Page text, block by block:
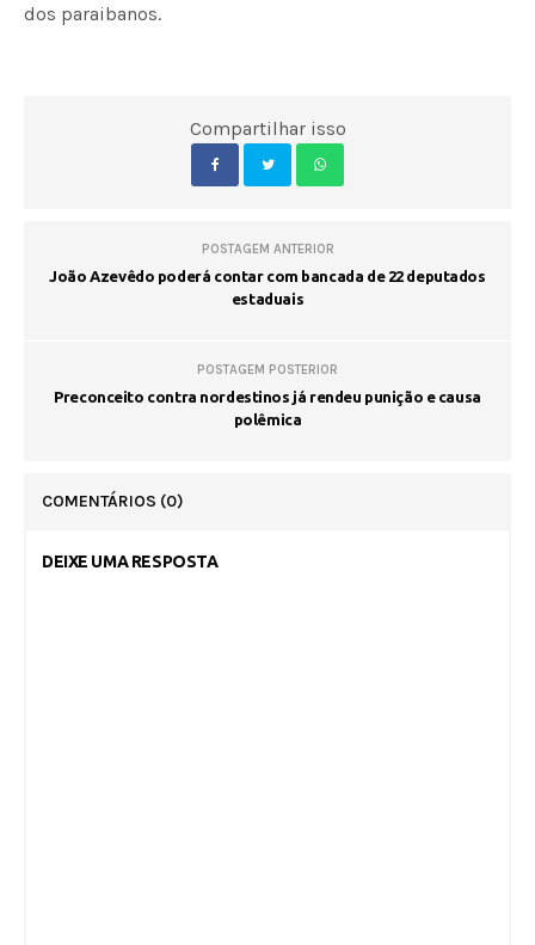
dos paraibanos.
Compartilhar isso
POSTAGEM ANTERIOR
João Azevêdo poderá contar com bancada de 22 deputados
estaduais
POSTAGEM POSTERIOR
Preconceito contra nordestinos já rendeu punição e causa
polêmica
COMENTÁRIOS (0)
DEIXE UMA RESPOSTA